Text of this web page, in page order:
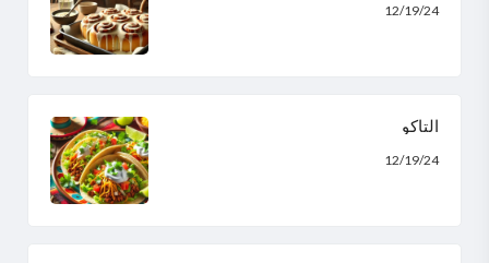
12/19/24
التاكو
12/19/24